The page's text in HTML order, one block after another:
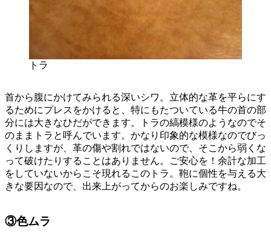
トラ
首から腹にかけてみられる深いシワ。立体的な革を平らにす
るためにプレスをかけると、特にもたついている牛の首の部
分には大きなひだができます。トラの縞模様のようなのでそ
のままトラと呼んでいます。かなり印象的な模様なのでびっ
くりしますが、革の傷や割れではないので、そこから弱くな
って破けたりすることはありません。ご安心を！余計な加工
をしていないからこそ現れるこのトラ。鞄に個性を与える大
きな要因なので、出来上がってからのお楽しみですね。
③色ムラ